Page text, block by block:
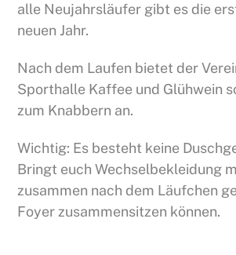
alle Neujahrsläufer gibt es die
neuen Jahr.
Nach dem Laufen bietet der
Sporthalle Kaffee und Glühwein
zum Knabbern an.
Wichtig: Es besteht keine
Bringt euch Wechselbekleidung
zusammen nach dem Läufchen
Foyer zusammensitzen können.